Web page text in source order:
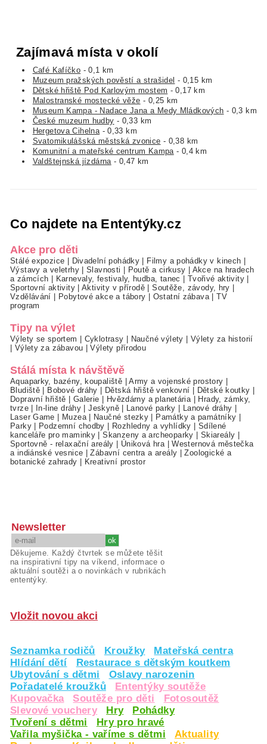
Zajímavá místa v okolí
Café Kafíčko - 0,1 km
Muzeum pražských pověstí a strašidel - 0,15 km
Dětské hřiště Pod Karlovým mostem - 0,17 km
Malostranské mostecké věže - 0,25 km
Museum Kampa - Nadace Jana a Medy Mládkových - 0,3 km
České muzeum hudby - 0,33 km
Hergetova Cihelna - 0,33 km
Svatomikulášská městská zvonice - 0,38 km
Komunitní a mateřské centrum Kampa - 0,4 km
Valdštejnská jízdárna - 0,47 km
Co najdete na Ententýky.cz
Akce pro děti
Stálé expozice Divadelní pohádky Filmy a pohádky v kinech
Výstavy a veletrhy|Slavnosti Poutě a cirkusy
Akce na hradech
a zámcích
Karnevaly, festivaly, hudba, tanec Tvořivé aktivity
Sportovní aktivity|Aktivity v přírodě |Soutěže, závody, hry
Vzdělávání
Pobytové akce a tábory Ostatní zábava|TV
program
Tipy na výlet
Výlety se sportem Cyklotrasy Naučné výlety
Výlety za historií
Výlety za zábavou |Výlety přírodou
Stálá místa k návštěvě
Aquaparky, bazény, koupaliště |Army a vojenské prostory
Bludiště
Bobové dráhy Dětská hřiště venkovní Dětské koutky
Dopravní hřiště
Galerie Hvězdárny a planetária|
Hrady, zámky,
tvrze| In-line dráhy |Jeskyně| Lanové parky Lanové dráhy
Laser Game
Muzea| Naučné stezky Památky a památníky
Parky| Podzemní chodby Rozhledny a vyhlídky
Sdílené
kanceláře pro maminky |Skanzeny a archeoparky Skiareály
Sportovně - relaxační areály
Úniková hra|Westernová městečka
a indiánské vesnice |Zábavní centra a areály |Zoologické a
botanické zahrady
Kreativní prostor
Newsletter
Děkujeme. Každý čtvrtek se můžete těšit
na inspirativní tipy na víkend, informace o
aktuální soutěži a o novinkách v rubrikách
ententýky.
Vložit novou akci
Seznamka rodičů Kroužky
Mateřská centra
Hlídání dětí
Restaurace s dětským koutkem
Ubytování s dětmi
Oslavy narozenin
Pořadatelé kroužků
Ententýky soutěže
Kupovačka
Soutěže pro děti
Fotosoutěž
Slevové vouchery
Hry
Pohádky
Tvoření s dětmi
Hry pro hravé
Vařila myšička - vaříme s dětmi
Aktuality